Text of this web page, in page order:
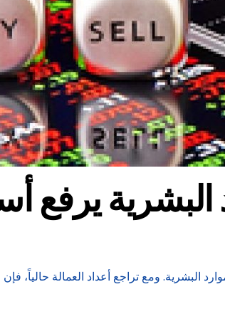
البشرية
ومع تراجع أعداد العمالة حالياً، فإن